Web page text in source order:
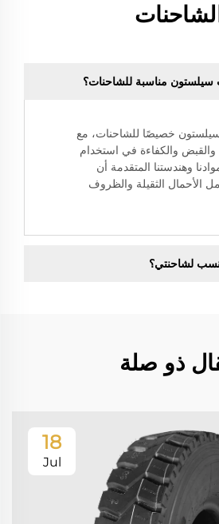
الشاحنات
سيلستون مناسبة للشاحنات؟
خصيصًا للشاحنات، مع
والقبض والكفاءة في استخدام
وهندستنا المتقدمة أن
الأحمال الثقيلة والظروف
لشاحنتي؟
ذو صلة
18
Jul